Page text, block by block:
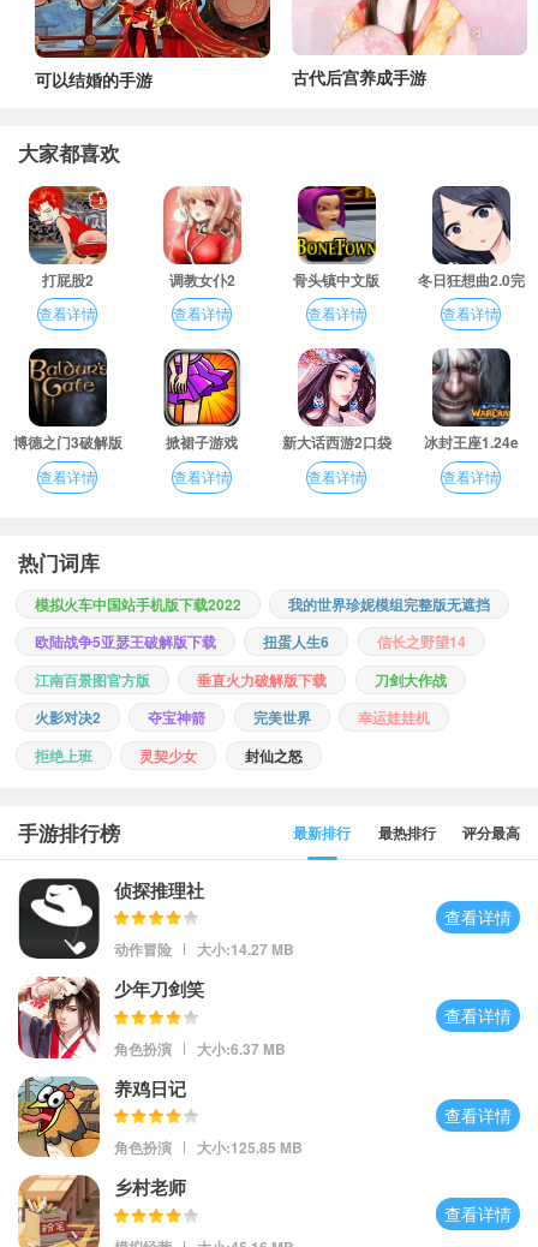
可以结婚的手游 古代后宫养成手游
大家都喜欢
打屁股2
查看详情
调教女仆2
查看详情
骨头镇中文版
查看详情
冬日狂想曲2.0完
整汉化版
查看详情
博德之门3破解版
查看详情
掀裙子游戏
查看详情
新大话西游2口袋
版
查看详情
冰封王座1.24e
查看详情
热门词库
模拟火车中国站手机版下载2022
我的世界珍妮模组完整版无遮挡
欧陆战争5亚瑟王破解版下载
扭蛋人生6
信长之野望14
江南百景图官方版
垂直火力破解版下载
刀剑大作战
火影对决2
夺宝神箭 完美世界
幸运娃娃机
拒绝上班
灵契少女 封仙之怒
手游排行榜 最新排行 最热排行 评分最高
侦探推理社
动作冒险 大小:14.27 MB
查看详情
少年刀剑笑
角色扮演 大小:6.37 MB
查看详情
养鸡日记
角色扮演 大小:125.85 MB
查看详情
乡村老师
查看详情